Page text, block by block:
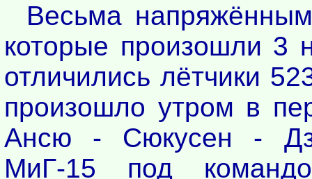
Весьма
которые произошли 3
отличились лётчики
произошло утром в
Ансю - Сюкусен -
МиГ-15 под